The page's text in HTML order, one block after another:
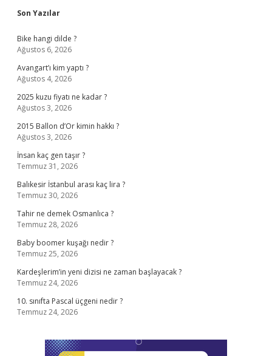
Sidebar
Son Yazılar
Bike hangi dilde ?
Ağustos 6, 2026
Avangart’ı kim yaptı ?
Ağustos 4, 2026
2025 kuzu fiyatı ne kadar ?
Ağustos 3, 2026
2015 Ballon d’Or kimin hakkı ?
Ağustos 3, 2026
İnsan kaç gen taşır ?
Temmuz 31, 2026
Balıkesir İstanbul arası kaç lira ?
Temmuz 30, 2026
Tahir ne demek Osmanlıca ?
Temmuz 28, 2026
Baby boomer kuşağı nedir ?
Temmuz 25, 2026
Kardeşlerim’in yeni dizisi ne zaman başlayacak ?
Temmuz 24, 2026
10. sınıfta Pascal üçgeni nedir ?
Temmuz 24, 2026